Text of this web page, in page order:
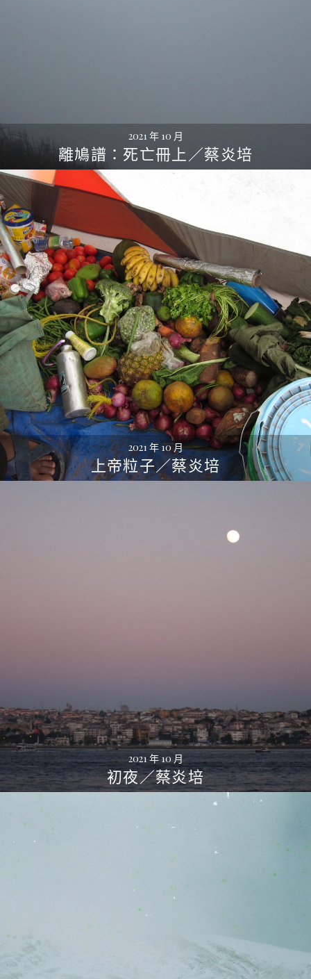
2021 年 10 月
離鳩譜：死亡冊上／蔡炎培
2021 年 10 月
上帝粒子／蔡炎培
2021 年 10 月
初夜／蔡炎培